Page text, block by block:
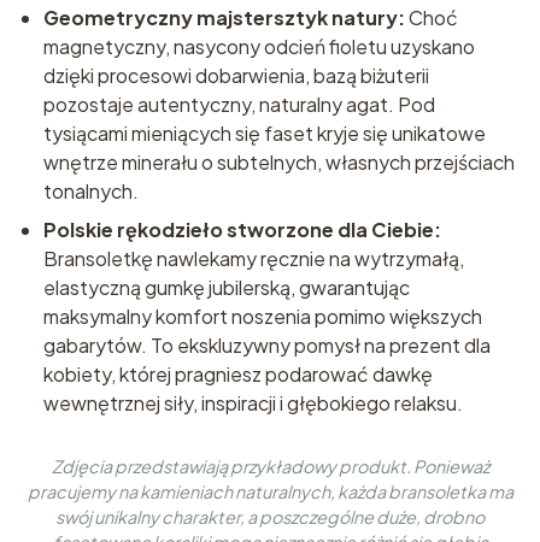
Geometryczny majstersztyk natury:Choć
magnetyczny, nasycony odcień fioletu uzyskano
dzięki procesowi dobarwienia, bazą biżuterii
pozostaje autentyczny, naturalny agat. Pod
tysiącami mieniących się faset kryje się unikatowe
wnętrze minerału o subtelnych, własnych przejściach
tonalnych.
Polskie rękodzieło stworzone dla Ciebie:
Bransoletkę nawlekamy ręcznie na wytrzymałą,
elastyczną gumkę jubilerską, gwarantując
maksymalny komfort noszenia pomimo większych
gabarytów. To ekskluzywny pomysł na prezent dla
kobiety, której pragniesz podarować dawkę
wewnętrznej siły, inspiracji i głębokiego relaksu.
Zdjęcia przedstawiają przykładowy produkt. Ponieważ
pracujemy na kamieniach naturalnych, każda bransoletka ma
swój unikalny charakter, a poszczególne duże, drobno